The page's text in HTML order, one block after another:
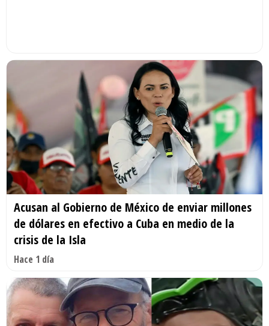
Acusan al Gobierno de México de enviar millones
de dólares en efectivo a Cuba en medio de la
crisis de la Isla
Hace 1 día